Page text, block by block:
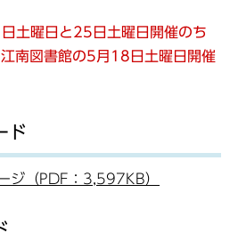
土曜日と25日土曜日開催のち
南図書館の5月18日土曜日開催
ド
（PDF：3,597KB）